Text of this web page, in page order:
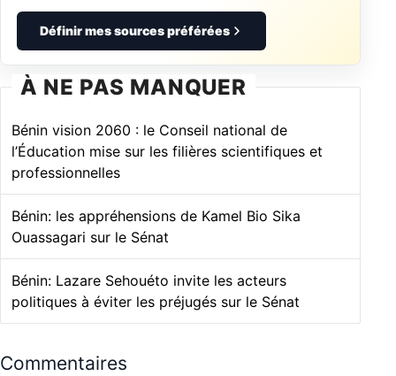
Définir mes sources préférées
À NE PAS MANQUER
Bénin vision 2060 : le Conseil national de
l’Éducation mise sur les filières scientifiques et
professionnelles
Bénin: les appréhensions de Kamel Bio Sika
Ouassagari sur le Sénat
Bénin: Lazare Sehouéto invite les acteurs
politiques à éviter les préjugés sur le Sénat
Commentaires